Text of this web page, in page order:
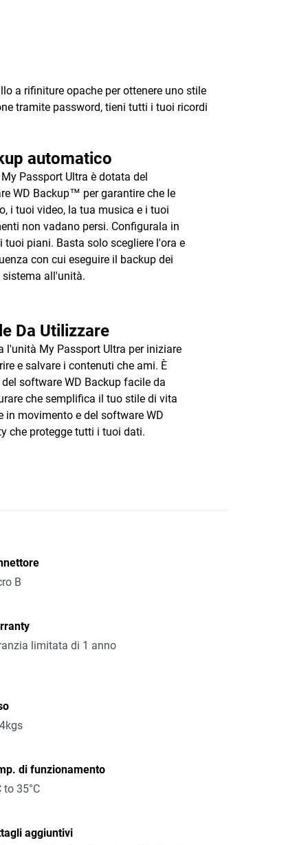
a rifiniture opache per ottenere uno stile
tramite password, tieni tutti i tuoi ricordi
automatico
Passport Ultra è dotata del
WD Backup™ per garantire che le
i tuoi video, la tua musica e i tuoi
non vadano persi. Configurala in
tuoi piani. Basta solo scegliere l'ora e
con cui eseguire il backup dei
sistema all'unità.
Da Utilizzare
l'unità My Passport Ultra per iniziare
e salvare i contenuti che ami. È
software WD Backup facile da
che semplifica il tuo stile di vita
in movimento e del software WD
che protegge tutti i tuoi dati.
B
limitata di 1 anno
di funzionamento
to 35°C
aggiuntivi